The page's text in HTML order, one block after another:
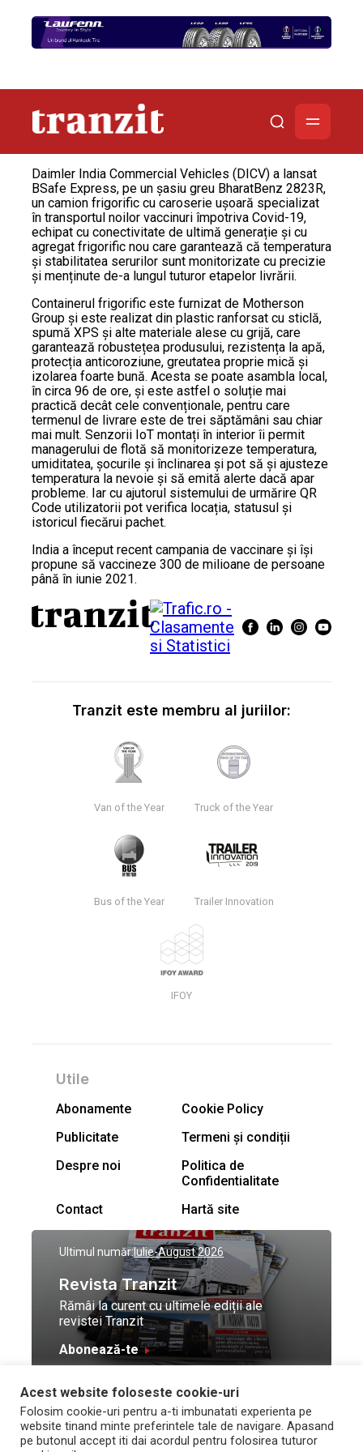
Daimler India Commercial Vehicles (DICV) a lansat
BSafe Express, pe un șasiu greu BharatBenz 2823R,
un camion frigorific cu caroserie ușoară specializat
în transportul noilor vaccinuri împotriva Covid-19,
echipat cu conectivitate de ultimă generație și cu
agregat frigorific nou care garantează că temperatura
și stabilitatea serurilor sunt monitorizate cu precizie
și menținute de-a lungul tuturor etapelor livrării.
Containerul frigorific este furnizat de Motherson
Group și este realizat din plastic ranforsat cu sticlă,
spumă XPS și alte materiale alese cu grijă, care
garantează robustețea produsului, rezistența la apă,
protecția anticoroziune, greutatea proprie mică și
izolarea foarte bună. Acesta se poate asambla local,
în circa 96 de ore, și este astfel o soluție mai
practică decât cele convenționale, pentru care
termenul de livrare este de trei săptămâni sau chiar
mai mult. Senzorii IoT montați în interior îi permit
managerului de flotă să monitorizeze temperatura,
umiditatea, șocurile și înclinarea și pot să și ajusteze
temperatura la nevoie și să emită alerte dacă apar
probleme. Iar cu ajutorul sistemului de urmărire QR
Code utilizatorii pot verifica locația, statusul și
istoricul fiecărui pachet.
India a început recent campania de vaccinare și își
propune să vaccineze 300 de milioane de persoane
până în iunie 2021.
Tranzit este membru al juriilor:
Van of the Year Truck of the Year
Bus of the Year Trailer Innovation
IFOY
Utile
Abonamente
Cookie Policy
Publicitate
Termeni și condiții
Despre noi
Politica de
Confidentialitate
Contact
Hartă site
Ultimul număr:Iulie-August 2026
Revista Tranzit
Rămâi la curent cu ultimele ediții ale
revistei Tranzit
Abonează-te
© Toate drepturile
rezervate Trafic Media
2026
Design by
and development by Neo
Vision Technologies
Acest website foloseste cookie-uri
Folosim cookie-uri pentru a-ti imbunatati experienta pe
website tinand minte preferintele tale de navigare. Apasand
pe butonul accept iti dai acordul pentru folosirea tuturor